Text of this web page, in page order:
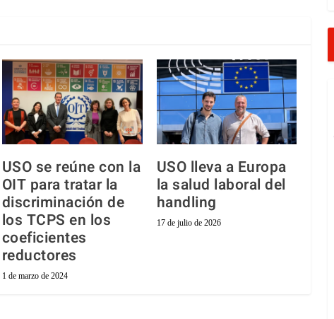
USO se reúne con la
OIT para tratar la
discriminación de
los TCPS en los
coeficientes
reductores
1 de marzo de 2024
USO lleva a Europa
la salud laboral del
handling
17 de julio de 2026